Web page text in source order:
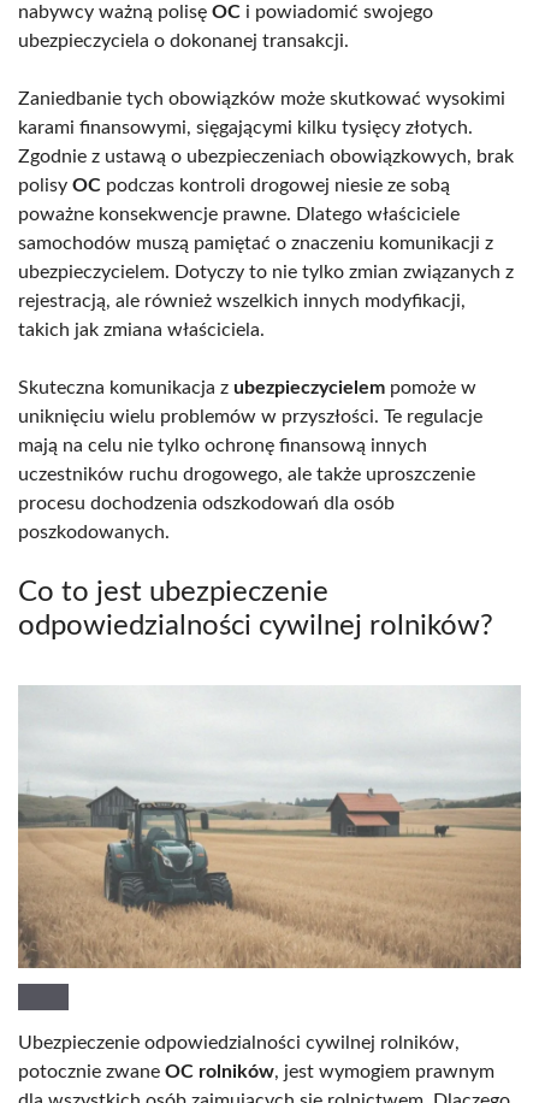
nabywcy ważną polisę OC i powiadomić swojego
ubezpieczyciela o dokonanej transakcji.
Zaniedbanie tych obowiązków może skutkować wysokimi
karami finansowymi, sięgającymi kilku tysięcy złotych.
Zgodnie z ustawą o ubezpieczeniach obowiązkowych, brak
polisy OC podczas kontroli drogowej niesie ze sobą
poważne konsekwencje prawne. Dlatego właściciele
samochodów muszą pamiętać o znaczeniu komunikacji z
ubezpieczycielem. Dotyczy to nie tylko zmian związanych z
rejestracją, ale również wszelkich innych modyfikacji,
takich jak zmiana właściciela.
Skuteczna komunikacja z ubezpieczycielem pomoże w
uniknięciu wielu problemów w przyszłości. Te regulacje
mają na celu nie tylko ochronę finansową innych
uczestników ruchu drogowego, ale także uproszczenie
procesu dochodzenia odszkodowań dla osób
poszkodowanych.
Co to jest ubezpieczenie
odpowiedzialności cywilnej rolników?
Ubezpieczenie odpowiedzialności cywilnej rolników,
potocznie zwane OC rolników, jest wymogiem prawnym